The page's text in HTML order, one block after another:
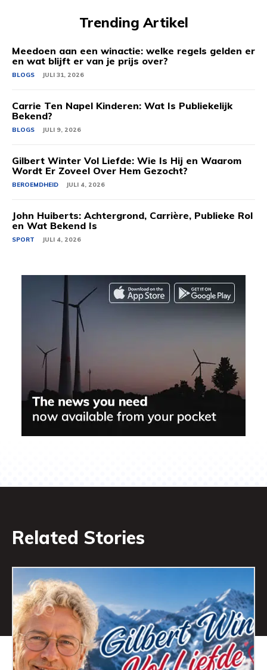
Trending Artikel
Meedoen aan een winactie: welke regels gelden er
en wat blijft er van je prijs over?
BLOGS JULI 31, 2026
Carrie Ten Napel Kinderen: Wat Is Publiekelijk
Bekend?
BLOGS JULI 9, 2026
Gilbert Winter Vol Liefde: Wie Is Hij en Waarom
Wordt Er Zoveel Over Hem Gezocht?
BEROEMDHEID JULI 4, 2026
John Huiberts: Achtergrond, Carrière, Publieke Rol
en Wat Bekend Is
SPORT JULI 4, 2026
Related Stories